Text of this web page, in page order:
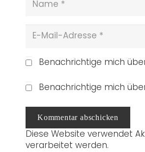
Benachrichtige mich
Benachrichtige mich
Kommentar abschicken
Diese Website verwendet
verarbeitet werden.